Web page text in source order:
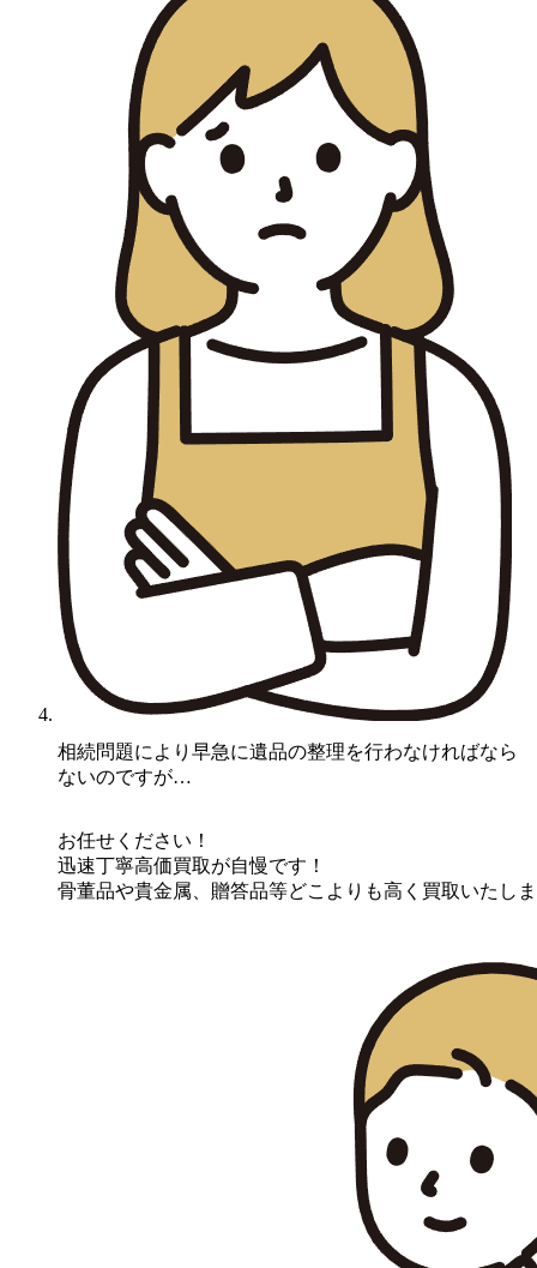
D様
相続問題により早急に遺品の整理を行わなければなら
ないのですが…
お任せください！
迅速丁寧高価買取が自慢です！
骨董品や貴金属、贈答品等どこよりも高く買取いたし